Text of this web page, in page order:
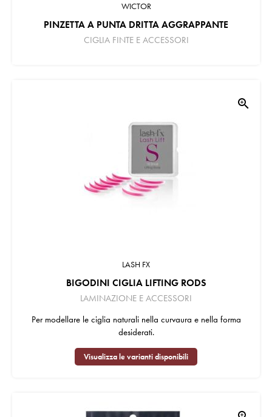
WICTOR
PINZETTA A PUNTA DRITTA AGGRAPPANTE
CIGLIA FINTE E ACCESSORI
zoom_in
LASH FX
BIGODINI CIGLIA LIFTING RODS
LAMINAZIONE E ACCESSORI
Per modellare le ciglia naturali nella curvaura e nella forma
desiderati.
Visualizza le varianti disponibili